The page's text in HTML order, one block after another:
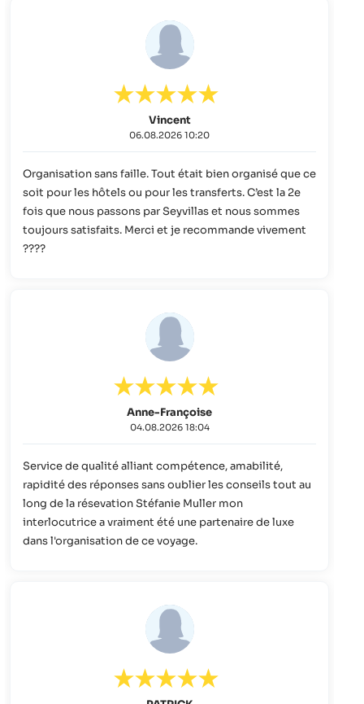
Vincent
06.08.2026 10:20
Organisation sans faille. Tout était bien organisé que ce
soit pour les hôtels ou pour les transferts. C’est la 2e
fois que nous passons par Seyvillas et nous sommes
toujours satisfaits. Merci et je recommande vivement
????
Anne-Françoise
04.08.2026 18:04
Service de qualité alliant compétence, amabilité,
rapidité des réponses sans oublier les conseils tout au
long de la résevation Stéfanie Muller mon
interlocutrice a vraiment été une partenaire de luxe
dans l'organisation de ce voyage.